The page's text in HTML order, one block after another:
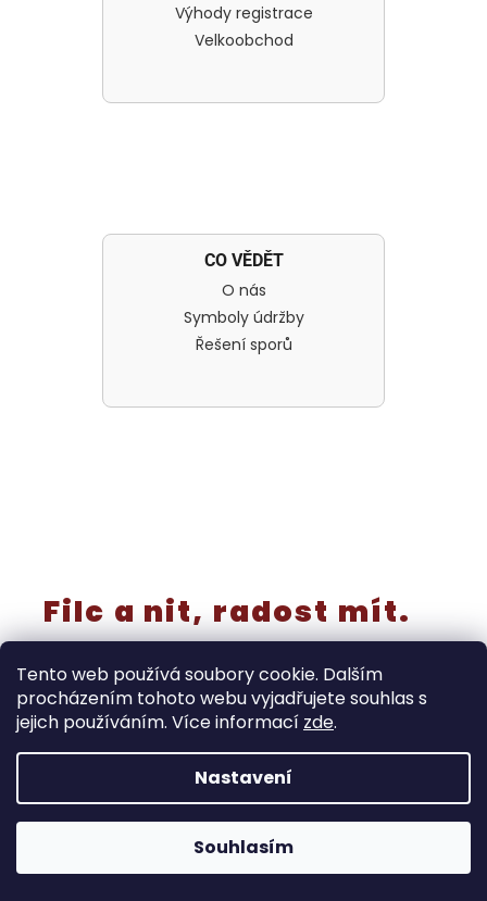
Tento web používá soubory cookie. Dalším
procházením tohoto webu vyjadřujete souhlas s
jejich používáním. Více informací zde.
Nastavení
Souhlasím
‼️Rušíme kategorii “výřezy a knoflíky” - již nebudou
samostatně v prodeji! Tyto produkty končí do 30.8. Dále
doprodáváme také prýmky, stuhy, miniatury, metrážové
pruženky, kusová plátna … a to do vyprodání zásob.
Výhody registrace
Velkoobchod
CO VĚDĚT
O nás
Symboly údržby
Řešení sporů
Filc a nit, radost mít.
Vytvořil Shoptet
Copyright 2026Ráj filcu. Všechna práva vyhrazena.
Upravit nastavení cookies